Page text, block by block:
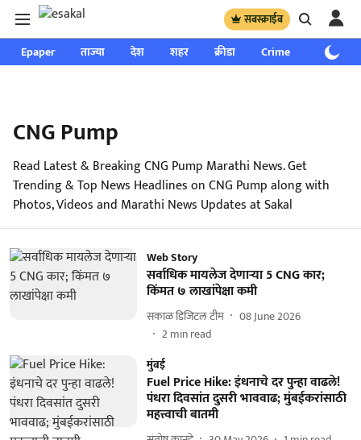
सबस्क्राईब
Epaper ताज्या देश शहर क्रीडा Crime साप्ताहिक
CNG Pump
Read Latest & Breaking CNG Pump Marathi News. Get
Trending & Top News Headlines on CNG Pump along with
Photos, Videos and Marathi News Updates at Sakal
Web Story
सर्वाधिक मायलेज देणाऱ्या 5 CNG कार;
किंमत ७ लाखांपेक्षा कमी
सकाळ डिजिटल टीम
08 June 2026
2min read
मुंबई
Fuel Price Hike: इंधनाचे दर पुन्हा वाढले!
पंधरा दिवसांत दुसरी भाववाढ; मुंबईकरांसाठी
महत्त्वाची बातमी